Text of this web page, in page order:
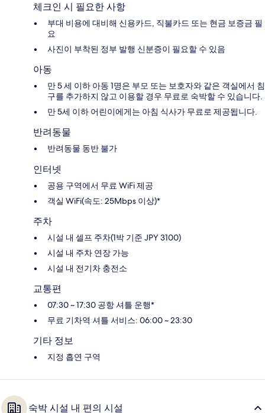
체크인 시 필요한 사항
부대 비용에 대비해 신용카드, 직불카드 또는 현금 보증금 필
요
사진이 부착된 정부 발행 신분증이 필요할 수 있음
아동
만 5 세 이하 아동 1명은 부모 또는 보호자와 같은 객실에서 침
구를 추가하지 않고 이용할 경우 무료로 숙박할 수 있습니다.
만 5세 이하 어린이에게는 아침 식사가 무료로 제공됩니다.
반려동물
반려동물 동반 불가
인터넷
공용 구역에서 무료 WiFi 제공
객실 WiFi(속도: 25Mbps 이상)*
주차
시설 내 셀프 주차(1박 기준 JPY 3100)
시설 내 주차 연장 가능
시설 내 전기차 충전소
교통편
07:30 ~ 17:30 공항 셔틀 운행*
무료 기차역 셔틀 서비스: 06:00 ~ 23:30
기타 정보
지정 흡연 구역
숙박 시설 내 편의 시설